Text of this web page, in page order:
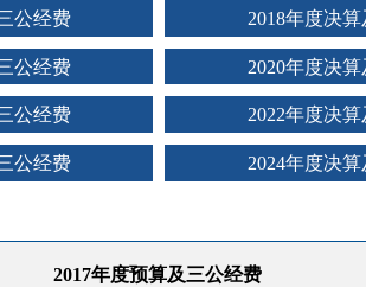
公经费 2018年度决
公经费 2020年度决
公经费 2022年度决
公经费 2024年度决
2017年度预算及三公经费